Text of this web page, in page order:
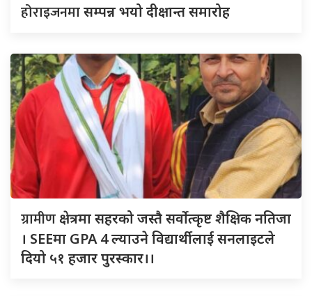
होराइजनमासम्पन्न भयो दीक्षान्त समारोह
ग्रामीण क्षेत्रमा सहरको जस्तै सर्वोत्कृष्ट शैक्षिक नतिजा
। SEEमा GPA 4 ल्याउने विद्यार्थीलाई सनलाइटले
दियो ५१ हजार पुरस्कार।।